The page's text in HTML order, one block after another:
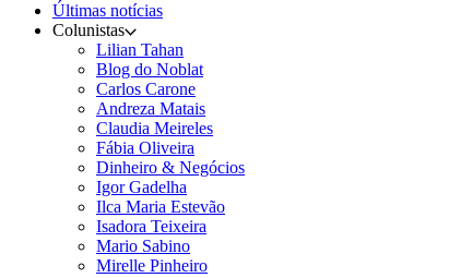
Últimas notícias
Colunistas
Lilian Tahan
Blog do Noblat
Carlos Carone
Andreza Matais
Claudia Meireles
Fábia Oliveira
Dinheiro & Negócios
Igor Gadelha
Ilca Maria Estevão
Isadora Teixeira
Mario Sabino
Mirelle Pinheiro